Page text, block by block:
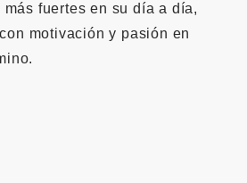
fuertes en su día a día,
motivación y pasión en